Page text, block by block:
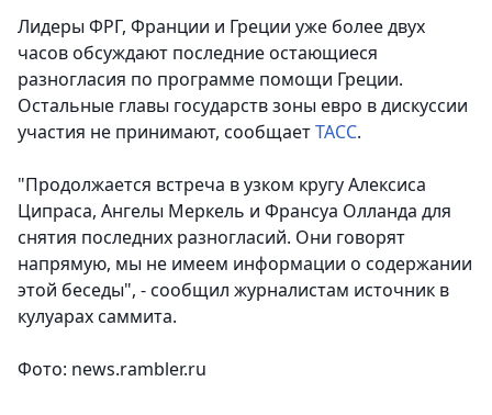
Лидеры ФРГ, Франции и Греции уже более двух
часов обсуждают последние остающиеся
разногласия по программе помощи Греции.
Остальные главы государств зоны евро в дискуссии
участия не принимают, сообщаетТАСС.
"Продолжается встреча в узком кругу Алексиса
Ципраса, Ангелы Меркель и Франсуа Олланда для
снятия последних разногласий. Они говорят
напрямую, мы не имеем информации о содержании
этой беседы", - сообщил журналистам источник в
кулуарах саммита.
Фото: news.rambler.ru